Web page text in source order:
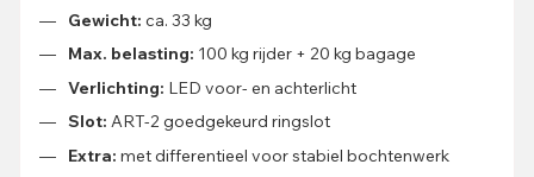
Gewicht: ca. 33 kg
Max. belasting: 100 kg rijder + 20 kg bagage
Verlichting: LED voor- en achterlicht
Slot: ART-2 goedgekeurd ringslot
Extra: met differentieel voor stabiel bochtenwerk